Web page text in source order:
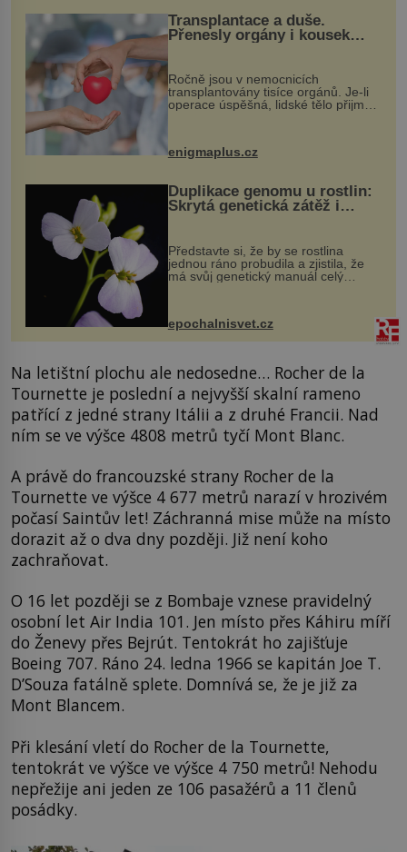
Transplantace a duše.
Přenesly orgány i kousek
Ročně jsou v nemocnicích
transplantovány tisíce orgánů. Je-li
operace úspěšná, lidské tělo přijme
enigmaplus.cz
Duplikace genomu u rostlin:
Skrytá genetická zátěž i
Představte si, že by se rostlina
jednou ráno probudila a zjistila, že
má svůj genetický manuál celý
vstupenka...
epochalnisvet.cz
Na letištní plochu ale nedosedne… Rocher de la
Tournette je poslední a nejvyšší skalní rameno
patřící z jedné strany Itálii a z druhé Francii. Nad
ním se ve výšce 4808 metrů tyčí Mont Blanc.
A právě do francouzské strany Rocher de la
Tournette ve výšce 4 677 metrů narazí v hrozivém
počasí Saintův let! Záchranná mise může na místo
dorazit až o dva dny později. Již není koho
zachraňovat.
O 16 let později se z Bombaje vznese pravidelný
osobní let Air India 101. Jen místo přes Káhiru míří
do Ženevy přes Bejrút. Tentokrát ho zajišťuje
Boeing 707. Ráno 24. ledna 1966 se kapitán Joe T.
D’Souza fatálně splete. Domnívá se, že je již za
Mont Blancem.
Při klesání vletí do Rocher de la Tournette,
tentokrát ve výšce ve výšce 4 750 metrů! Nehodu
nepřežije ani jeden ze 106 pasažérů a 11 členů
posádky.